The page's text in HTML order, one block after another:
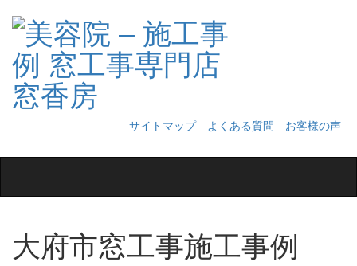
サイトマップ よくある質問
お客様の声
navigation
大府市窓工事施工事例